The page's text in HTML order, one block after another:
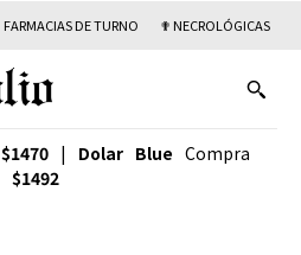
FARMACIAS DE TURNO ✟ NECROLÓGICAS
$1470 | Dolar Blue Compra
$1492